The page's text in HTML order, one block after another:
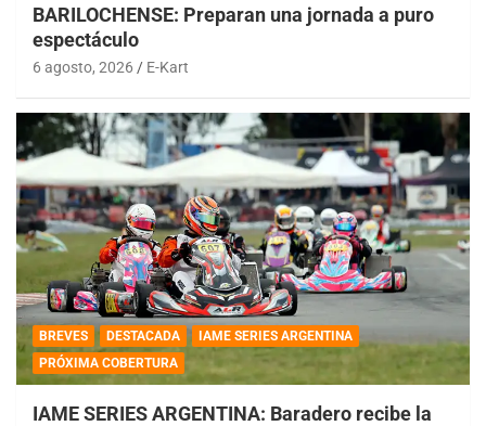
BARILOCHENSE: Preparan una jornada a puro
espectáculo
6 agosto, 2026 E-Kart
BREVES DESTACADA
IAME SERIES ARGENTINA
PRÓXIMA COBERTURA
IAME SERIES ARGENTINA: Baradero recibe la